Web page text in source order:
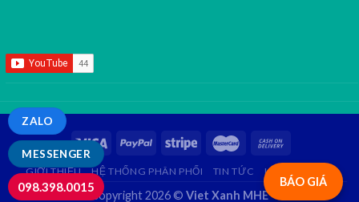
MESSENGER
ZALO
098.398.0015 BÁO GIÁ
GIỚI THIỆU HỆ THỐNG PHÂN PHỐI TIN TỨC LIÊN HỆ
Copyright 2026 © Viet Xanh MHE